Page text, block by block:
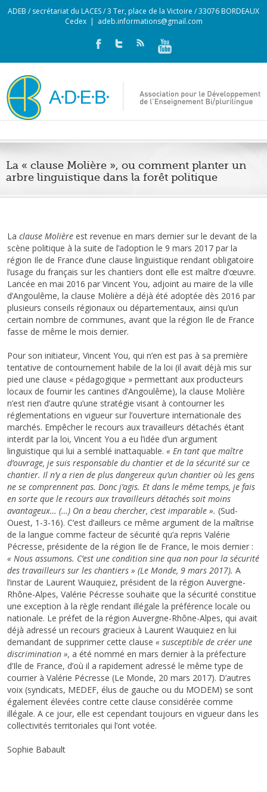
ADEB / secrétariat du LACES / 3 Ter, place de la Victoire / 33076 BORDEAUX
Cedex | adeb.informations@gmail.com
La « clause Molière », ou comment planter un
arbre linguistique dans la forêt politique
La clause Molière est revenue en mars dernier sur le devant de la
scène politique à la suite de l’adoption le 9 mars 2017 par la
région Ile de France d’une clause linguistique rendant obligatoire
l’usage du français sur les chantiers dont elle est maître d’œuvre.
Lancée en mai 2016 par Vincent You, adjoint au maire de la ville
d’Angoulême, la clause Molière a déjà été adoptée dès 2016 par
plusieurs conseils régionaux ou départementaux, ainsi qu’un
certain nombre de communes, avant que la région Ile de France
fasse de même le mois dernier.
Pour son initiateur, Vincent You, qui n’en est pas à sa première
tentative de contournement habile de la loi (il avait déjà mis sur
pied une clause « pédagogique » permettant aux producteurs
locaux de fournir les cantines d’Angoulême), la clause Molière
n’est rien d’autre qu’une stratégie visant à contourner les
réglementations en vigueur sur l’ouverture internationale des
marchés. Empêcher le recours aux travailleurs détachés étant
interdit par la loi, Vincent You a eu l’idée d’un argument
linguistique qui lui a semblé inattaquable. « En tant que maître
d’ouvrage, je suis responsable du chantier et de la sécurité sur ce
chantier. Il n’y a rien de plus dangereux qu’un chantier où les gens
ne se comprennent pas. Donc j’agis. Et dans le même temps, je fais
en sorte que le recours aux travailleurs détachés soit moins
avantageux… (…) On a beau chercher, c’est imparable ». (Sud-
Ouest, 1-3-16). C’est d’ailleurs ce même argument de la maîtrise
de la langue comme facteur de sécurité qu’a repris Valérie
Pécresse, présidente de la région Ile de France, le mois dernier :
« Nous assumons. C’est une condition sine qua non pour la sécurité
des travailleurs sur les chantiers » (Le Monde, 9 mars 2017). A
l’instar de Laurent Wauquiez, président de la région Auvergne-
Rhône-Alpes, Valérie Pécresse souhaite que la sécurité constitue
une exception à la règle rendant illégale la préférence locale ou
nationale. Le préfet de la région Auvergne-Rhône-Alpes, qui avait
déjà adressé un recours gracieux à Laurent Wauquiez en lui
demandant de supprimer cette clause « susceptible de créer une
discrimination », a été nommé en mars dernier à la préfecture
d’Ile de France, d’où il a rapidement adressé le même type de
courrier à Valérie Pécresse (Le Monde, 20 mars 2017). D’autres
voix (syndicats, MEDEF, élus de gauche ou du MODEM) se sont
également élevées contre cette clause considérée comme
illégale. A ce jour, elle est cependant toujours en vigueur dans les
collectivités territoriales qui l’ont votée.
Sophie Babault